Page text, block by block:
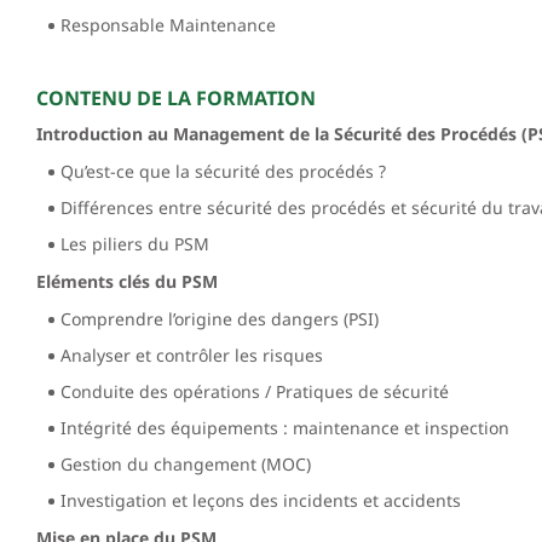
Responsable Maintenance
CONTENU DE LA FORMATION
Introduction au Management de la Sécurité des Procédés
Qu’est-ce que la sécurité des procédés ?
Différences entre sécurité des procédés et sécurité du
Les piliers du PSM
Eléments clés du PSM
Comprendre l’origine des dangers (PSI)
Analyser et contrôler les risques
Conduite des opérations / Pratiques de sécurité
Intégrité des équipements : maintenance et inspection
Gestion du changement (MOC)
Investigation et leçons des incidents et accidents